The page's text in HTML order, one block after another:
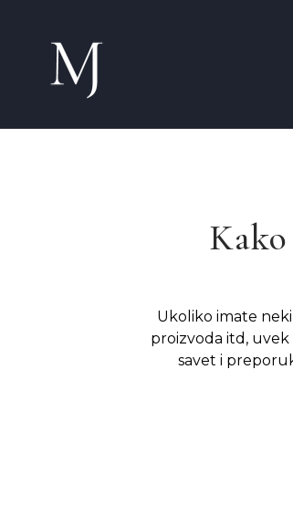
Ukoliko imate
proizvoda itd,
savet i